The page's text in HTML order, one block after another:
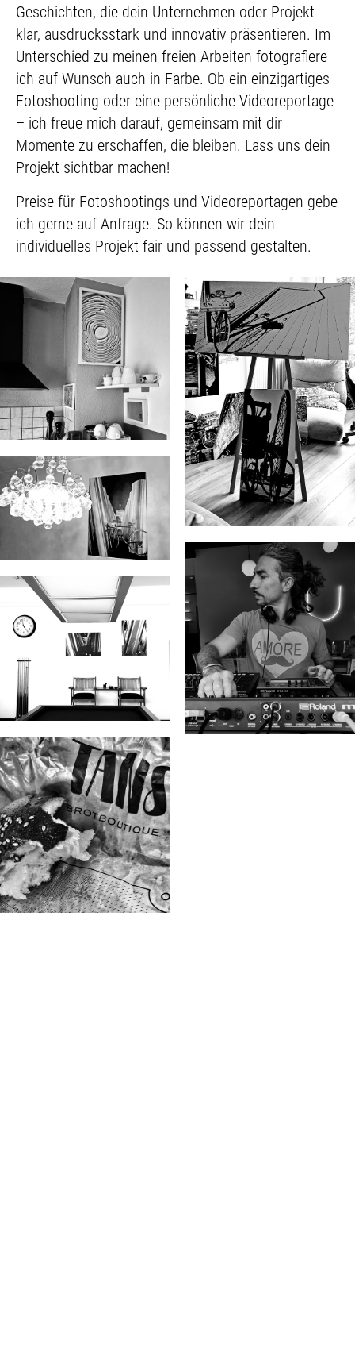
Geschichten, die dein Unternehmen oder Projekt
klar, ausdrucksstark und innovativ präsentieren. Im
Unterschied zu meinen freien Arbeiten fotografiere
ich auf Wunsch auch in Farbe. Ob ein einzigartiges
Fotoshooting oder eine persönliche Videoreportage
– ich freue mich darauf, gemeinsam mit dir
Momente zu erschaffen, die bleiben. Lass uns dein
Projekt sichtbar machen!
Preise für Fotoshootings und Videoreportagen gebe
ich gerne auf Anfrage. So können wir dein
individuelles Projekt fair und passend gestalten.
Luise Gomez
Forexbeispiele
Sebastian
Danjosound
Mannheimer
Billiardfreunde 1947
e.v.
TANS Brotboutique